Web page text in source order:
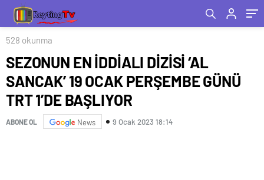
528 okunma
SEZONUN EN İDDİALI DİZİSİ ‘AL
SANCAK’ 19 OCAK PERŞEMBE GÜNÜ
TRT 1’DE BAŞLIYOR
ABONE OL News 9 Ocak 2023 18:14